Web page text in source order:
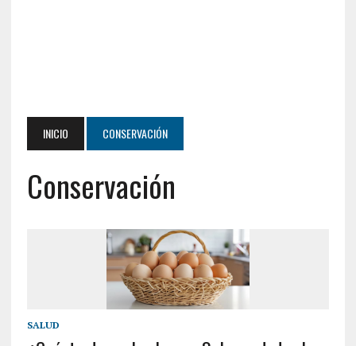
INICIO CONSERVACIÓN
Conservación
SALUD